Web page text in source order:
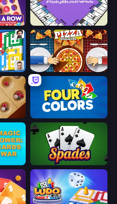
Connect 4 Online Multiplayer PolyBusiness (Unofficial Monopoly)
Pizza Challenge
Spades